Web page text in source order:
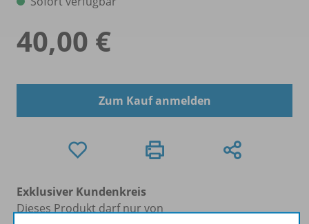
40,00 €
Zum Kauf anmelden
Exklusiver Kundenkreis
Dieses Produkt darf nur von